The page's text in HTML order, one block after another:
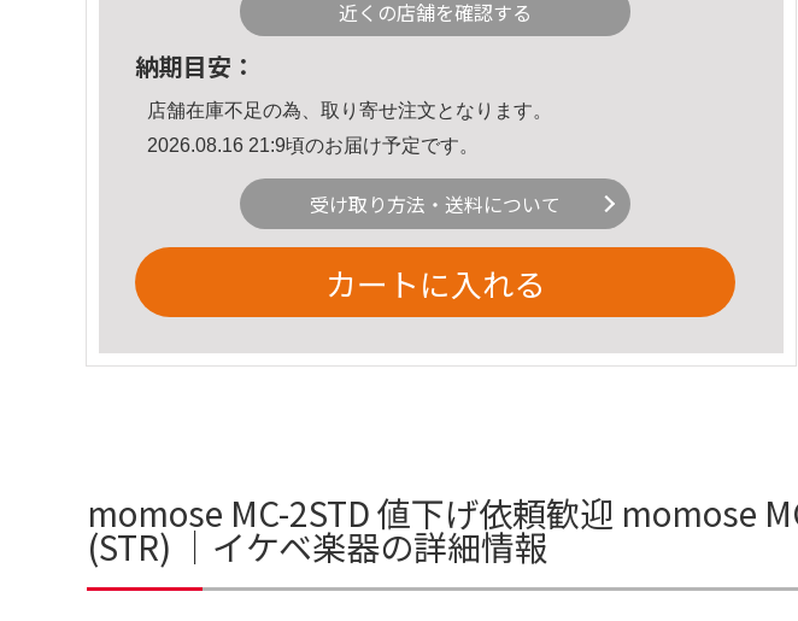
近くの店舗を確認する
納期目安：
店舗在庫不足の為、取り寄せ注文となります。
2026.08.16 21:9頃のお届け予定です。
受け取り方法・送料について
カートに入れる
momose MC-2STD 値下げ依頼歓迎 momose
(STR) ｜イケベ楽器の詳細情報